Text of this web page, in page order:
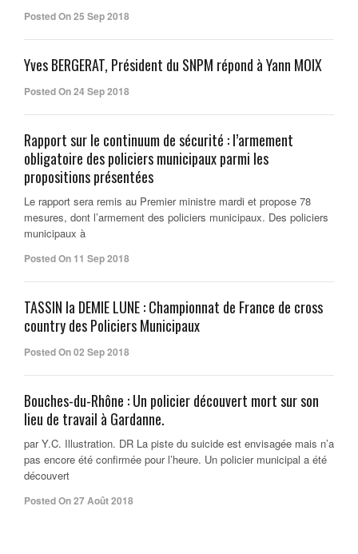
Posted On 25 Sep 2018
Yves BERGERAT, Président du SNPM répond à Yann MOIX
Posted On 24 Sep 2018
Rapport sur le continuum de sécurité : l’armement
obligatoire des policiers municipaux parmi les
propositions présentées
Le rapport sera remis au Premier ministre mardi et propose 78
mesures, dont l’armement des policiers municipaux. Des policiers
municipaux à
Posted On 11 Sep 2018
TASSIN la DEMIE LUNE : Championnat de France de cross
country des Policiers Municipaux
Posted On 02 Sep 2018
Bouches-du-Rhône : Un policier découvert mort sur son
lieu de travail à Gardanne.
par Y.C. Illustration. DR La piste du suicide est envisagée mais n’a
pas encore été confirmée pour l’heure. Un policier municipal a été
découvert
Posted On 27 Août 2018